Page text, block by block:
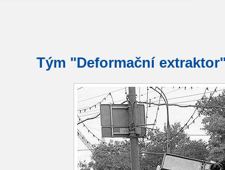
Tým "Deformační